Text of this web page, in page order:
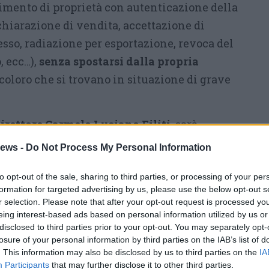
- Do Not Process My Personal Information
opt-out of the sale, sharing to third parties, or processing of your
for targeted advertising by us, please use the below opt-out
selection. Please note that after your opt-out request is processed
interest-based ads based on personal information utilized by us
to third parties prior to your opt-out. You may separately
of your personal information by third parties on the IAB’s list of
This information may also be disclosed by us to third parties on the
Participants that may further disclose it to other third parties.
di proprietà con autenticazione della
di vendita, accettazione di
radiazione per esportazione, revoca del
senza spostarsi dalla propria
che si trovano in situazione di grave
Carmelo Luciano Filiti, sarà
trovarsi in una delle condizioni previste,
necessità.
(ai numeri telefonici 0332 342521 –
al venerdì dalle ore 8 alle ore 14) e
oltre ovviamente alla targa del proprio
di pratica, scatterà l’intervento.
con gli uffici anche per via telematica,